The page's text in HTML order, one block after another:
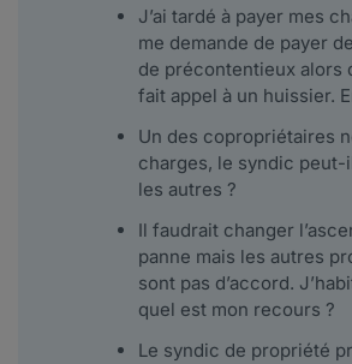
J’ai tardé à payer mes
me demande de payer
de précontentieux alors
fait appel à un huissier.
Un des copropriétaires
charges, le syndic
les autres ?
Il faudrait changer
panne mais les autres
sont pas d’accord.
quel est mon recours ?
Le syndic de propriété